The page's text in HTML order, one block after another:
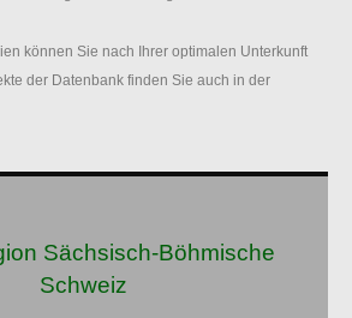
können Sie nach Ihrer optimalen Unterkunft
der Datenbank finden Sie auch in der
Sächsisch-Böhmische
Schweiz